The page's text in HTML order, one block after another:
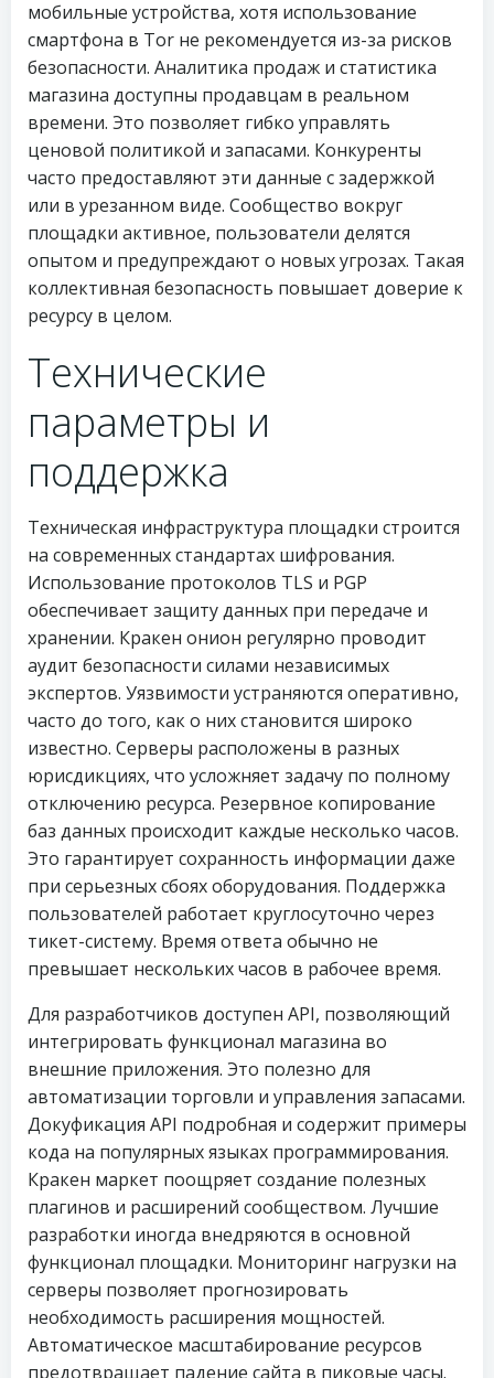
мобильные устройства, хотя использование
смартфона в Tor не рекомендуется из-за рисков
безопасности. Аналитика продаж и статистика
магазина доступны продавцам в реальном
времени. Это позволяет гибко управлять
ценовой политикой и запасами. Конкуренты
часто предоставляют эти данные с задержкой
или в урезанном виде. Сообщество вокруг
площадки активное, пользователи делятся
опытом и предупреждают о новых угрозах. Такая
коллективная безопасность повышает доверие к
ресурсу в целом.
Технические
параметры и
поддержка
Техническая инфраструктура площадки строится
на современных стандартах шифрования.
Использование протоколов TLS и PGP
обеспечивает защиту данных при передаче и
хранении. Кракен онион регулярно проводит
аудит безопасности силами независимых
экспертов. Уязвимости устраняются оперативно,
часто до того, как о них становится широко
известно. Серверы расположены в разных
юрисдикциях, что усложняет задачу по полному
отключению ресурса. Резервное копирование
баз данных происходит каждые несколько часов.
Это гарантирует сохранность информации даже
при серьезных сбоях оборудования. Поддержка
пользователей работает круглосуточно через
тикет-систему. Время ответа обычно не
превышает нескольких часов в рабочее время.
Для разработчиков доступен API, позволяющий
интегрировать функционал магазина во
внешние приложения. Это полезно для
автоматизации торговли и управления запасами.
Докуфикация API подробная и содержит примеры
кода на популярных языках программирования.
Кракен маркет поощряет создание полезных
плагинов и расширений сообществом. Лучшие
разработки иногда внедряются в основной
функционал площадки. Мониторинг нагрузки на
серверы позволяет прогнозировать
необходимость расширения мощностей.
Автоматическое масштабирование ресурсов
предотвращает падение сайта в пиковые часы.